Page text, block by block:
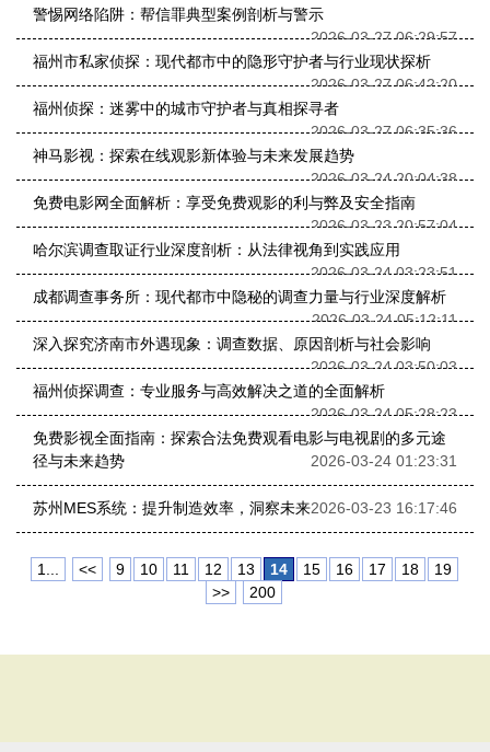
警惕网络陷阱：帮信罪典型案例剖析与警示
2026-03-27 06:29:57
福州市私家侦探：现代都市中的隐形守护者与行业现状探析
2026-03-27 06:42:20
福州侦探：迷雾中的城市守护者与真相探寻者
2026-03-27 06:35:36
神马影视：探索在线观影新体验与未来发展趋势
2026-03-24 20:04:38
免费电影网全面解析：享受免费观影的利与弊及安全指南
2026-03-23 20:57:04
哈尔滨调查取证行业深度剖析：从法律视角到实践应用
2026-03-24 03:23:51
成都调查事务所：现代都市中隐秘的调查力量与行业深度解析
2026-03-24 05:12:11
深入探究济南市外遇现象：调查数据、原因剖析与社会影响
2026-03-24 03:50:03
福州侦探调查：专业服务与高效解决之道的全面解析
2026-03-24 05:28:23
免费影视全面指南：探索合法免费观看电影与电视剧的多元途
径与未来趋势
2026-03-24 01:23:31
苏州MES系统：提升制造效率，洞察未来2026-03-23 16:17:46
1... << 9 10 11 12 13 14 15 16 17 18
19
>>
200